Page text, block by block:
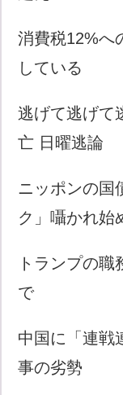
消費税12%へ
している
逃げて逃げて
亡 日曜逃論
ニッポンの国
ク」囁かれ始
トランプの
で
中国に「連戦
事の劣勢